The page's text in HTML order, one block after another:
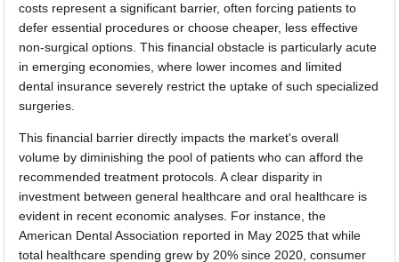
costs represent a significant barrier, often forcing patients to
defer essential procedures or choose cheaper, less effective
non-surgical options. This financial obstacle is particularly acute
in emerging economies, where lower incomes and limited
dental insurance severely restrict the uptake of such specialized
surgeries.
This financial barrier directly impacts the market's overall
volume by diminishing the pool of patients who can afford the
recommended treatment protocols. A clear disparity in
investment between general healthcare and oral healthcare is
evident in recent economic analyses. For instance, the
American Dental Association reported in May 2025 that while
total healthcare spending grew by 20% since 2020, consumer